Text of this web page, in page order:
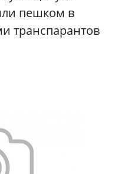
пешком в
транспарантов